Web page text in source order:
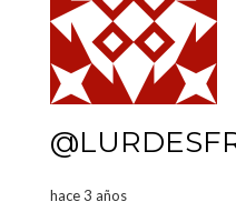
hace 3 años